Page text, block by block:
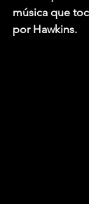
música que
por Hawkins.